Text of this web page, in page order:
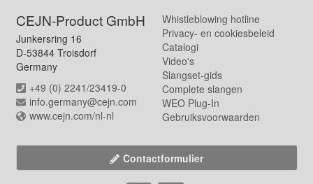
CEJN-Product GmbH
Junkersring 16
D-53844 Troisdorf
Germany
+49 (0) 2241/23419-0
info.germany@cejn.com
www.cejn.com/nl-nl
Whistleblowing hotline
Privacy- en cookiesbeleid
Catalogi
Video's
Slangset-gids
Complete slangen
WEO Plug-In
Gebruiksvoorwaarden
Contactformulier